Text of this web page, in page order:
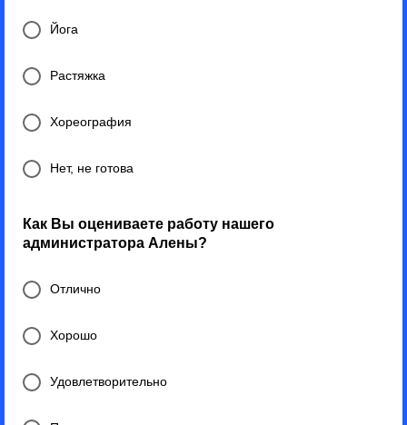
Йога
Растяжка
Хореография
Нет, не готова
Как Вы оцениваете работу нашего
администратора Алены?
Отлично
Хорошо
Удовлетворительно